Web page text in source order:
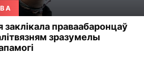
заклікала праваабаронцаў
зразумелы